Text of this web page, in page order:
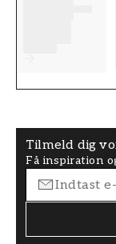
Tilmeld dig
Få inspiration